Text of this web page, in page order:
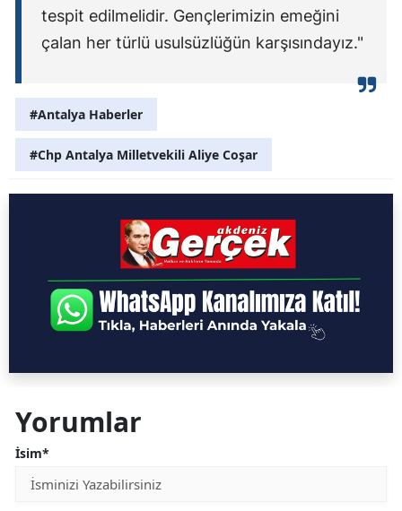
tespit edilmelidir. Gençlerimizin emeğini
çalan her türlü usulsüzlüğün karşısındayız."
#Antalya Haberler
#Chp Antalya Milletvekili Aliye Coşar
Yorumlar
İsim*